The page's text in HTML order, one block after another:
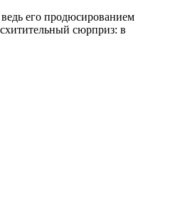
его продюсированием
сюрприз: в